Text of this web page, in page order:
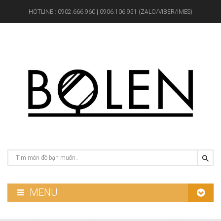
HOTLINE : 0902.666.960 | 0906.106.951 (ZALO/VIBER/IMES)
MENU